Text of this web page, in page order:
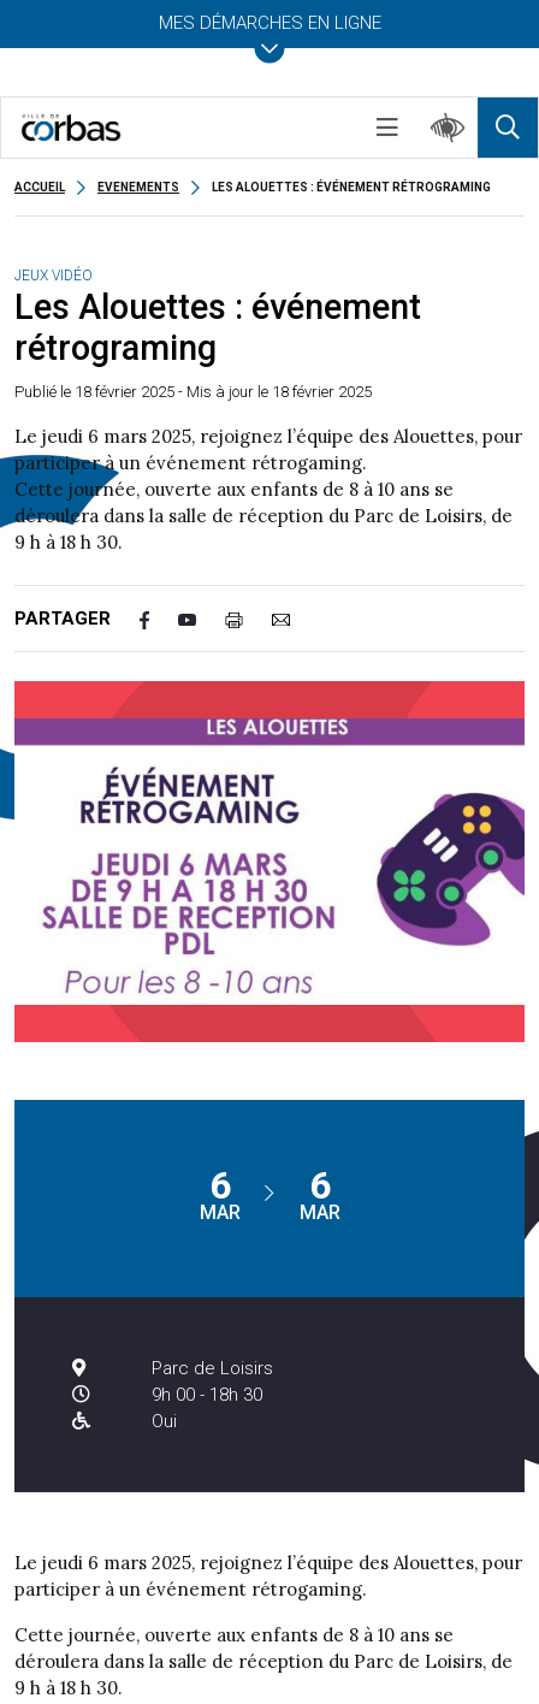
MES DÉMARCHES EN LIGNE
ACCUEIL EVENEMENTS LES ALOUETTES : ÉVÉNEMENT RÉTROGRAMING
JEUX VIDÉO
Les Alouettes : événement
rétrograming
Publié le 18 février 2025 - Mis à jour le 18 février 2025
Le jeudi 6 mars 2025, rejoignez l’équipe des Alouettes, pour
participer à un événement rétrogaming.
Cette journée, ouverte aux enfants de 8 à 10 ans se
déroulera dans la salle de réception du Parc de Loisirs, de
9 h à 18 h 30.
PARTAGER
6
MAR
6
MAR
Parc de Loisirs
9h 00 - 18h 30
Oui
Le jeudi 6 mars 2025, rejoignez l’équipe des Alouettes, pour
participer à un événement rétrogaming.
Cette journée, ouverte aux enfants de 8 à 10 ans se
déroulera dans la salle de réception du Parc de Loisirs, de
9 h à 18 h 30.